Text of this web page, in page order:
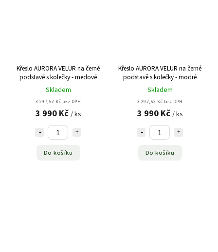
Křeslo AURORA VELUR na černé
podstavě s kolečky - medové
Skladem
3 297,52 Kč bez DPH
3 990 Kč / ks
Do košíku
Křeslo AURORA VELUR na černé
podstavě s kolečky - modré
Skladem
3 297,52 Kč bez DPH
3 990 Kč / ks
Do košíku